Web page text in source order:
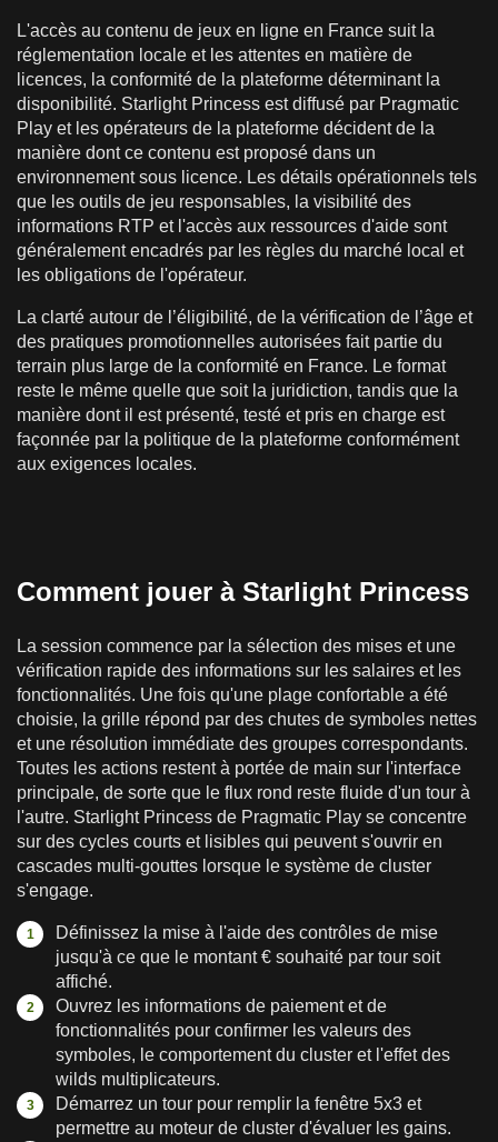
L'accès au contenu de jeux en ligne en France suit la
réglementation locale et les attentes en matière de
licences, la conformité de la plateforme déterminant la
disponibilité. Starlight Princess est diffusé par Pragmatic
Play et les opérateurs de la plateforme décident de la
manière dont ce contenu est proposé dans un
environnement sous licence. Les détails opérationnels tels
que les outils de jeu responsables, la visibilité des
informations RTP et l'accès aux ressources d'aide sont
généralement encadrés par les règles du marché local et
les obligations de l'opérateur.
La clarté autour de l’éligibilité, de la vérification de l’âge et
des pratiques promotionnelles autorisées fait partie du
terrain plus large de la conformité en France. Le format
reste le même quelle que soit la juridiction, tandis que la
manière dont il est présenté, testé et pris en charge est
façonnée par la politique de la plateforme conformément
aux exigences locales.
Comment jouer à Starlight Princess
La session commence par la sélection des mises et une
vérification rapide des informations sur les salaires et les
fonctionnalités. Une fois qu'une plage confortable a été
choisie, la grille répond par des chutes de symboles nettes
et une résolution immédiate des groupes correspondants.
Toutes les actions restent à portée de main sur l'interface
principale, de sorte que le flux rond reste fluide d'un tour à
l'autre. Starlight Princess de Pragmatic Play se concentre
sur des cycles courts et lisibles qui peuvent s'ouvrir en
cascades multi-gouttes lorsque le système de cluster
s'engage.
Définissez la mise à l'aide des contrôles de mise
jusqu'à ce que le montant € souhaité par tour soit
affiché.
Ouvrez les informations de paiement et de
fonctionnalités pour confirmer les valeurs des
symboles, le comportement du cluster et l'effet des
wilds multiplicateurs.
Démarrez un tour pour remplir la fenêtre 5x3 et
permettre au moteur de cluster d'évaluer les gains.